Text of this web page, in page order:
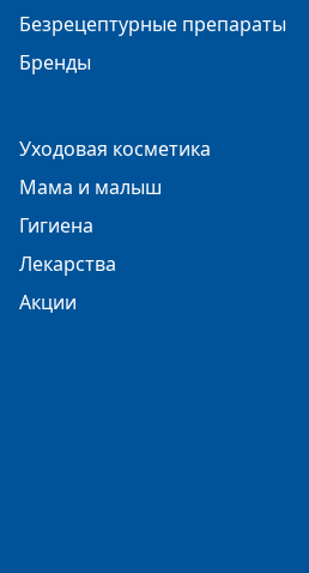
Безрецептурные препараты
Бренды
Уходовая косметика
Мама и малыш
Гигиена
Лекарства
Акции